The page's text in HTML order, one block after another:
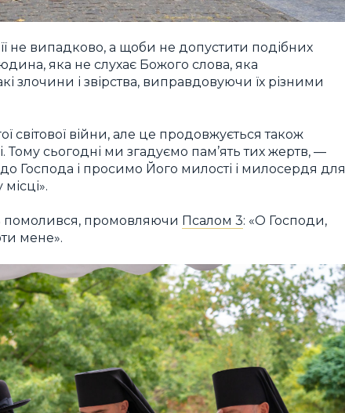
не випадково, а щоби не допустити подібних
яка не слухає Божого слова, яка
злочини і звірства, виправдовуючи їх різними
світової війни, але це продовжується також
Тому сьогодні ми згадуємо пам’ять тих жертв, —
Господа і просимо Його милості і милосердя для
помолився, промовляючи Псалом 3: «О Господи,
мене».